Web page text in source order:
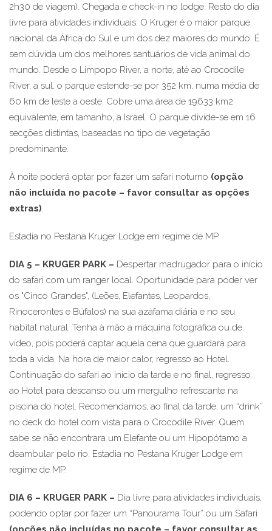
2h30 de viagem). Chegada e check-in no lodge. Resto do dia
livre para atividades individuais. O Kruger é o maior parque
nacional da África do Sul e um dos dez maiores do mundo. É
sem dúvida um dos melhores santuários de vida animal do
mundo. Desde o Limpopo River, a norte, até ao Crocodile
River, a sul, o parque estende-se por 352 km, numa média de
60 km de leste a oeste. Cobre uma área de 19633 km2
equivalente, em tamanho, a Israel. O parque divide-se em 16
secções distintas, baseadas no tipo de vegetação
predominante.
À noite poderá optar por fazer um safari noturno (opção
não incluída no pacote – favor consultar as opções
extras).
Estadia no Pestana Kruger Lodge em regime de MP.
DIA 5 – KRUGER PARK – Despertar madrugador para o início
do safari com um ranger local. Oportunidade para poder ver
os "Cinco Grandes", (Leões, Elefantes, Leopardos,
Rinocerontes e Búfalos) na sua azáfama diária e no seu
habitat natural. Tenha à mão a máquina fotográfica ou de
vídeo, pois poderá captar aquela cena que guardará para
toda a vida. Na hora de maior calor, regresso ao Hotel.
Continuação do safari ao início da tarde e no final, regresso
ao Hotel para descanso ou um mergulho refrescante na
piscina do hotel. Recomendamos, ao final da tarde, um “drink”
no deck do hotel com vista para o Crocodile River. Quem
sabe se não encontrara um Elefante ou um Hipopótamo a
deambular pelo rio. Estadia no Pestana Kruger Lodge em
regime de MP.
DIA 6 – KRUGER PARK – Dia livre para atividades individuais,
podendo optar por fazer um “Panourama Tour” ou um Safari